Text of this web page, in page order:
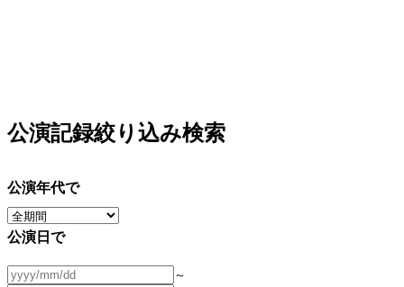
公演記録絞り込み検索
公演年代で
公演日で
～